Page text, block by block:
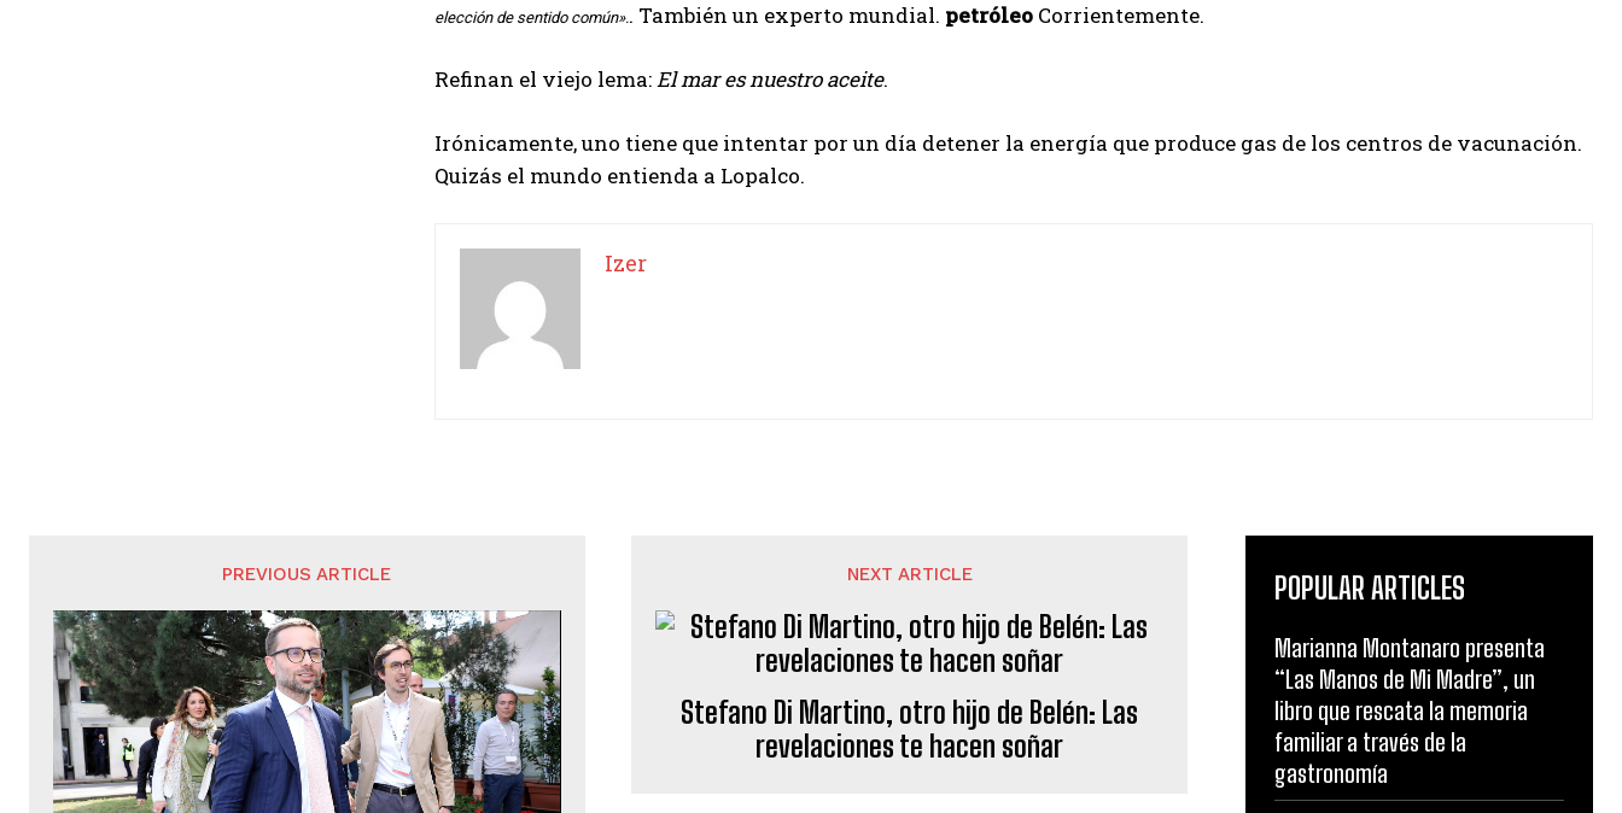
elección de sentido común».. También un experto mundial. petróleo Corrientemente.
Refinan el viejo lema:El mar es nuestro aceite.
Irónicamente, uno tiene que intentar por un día detener la energía que produce gas de los centros de vacunación.
Quizás el mundo entienda a Lopalco.
Izer
PREVIOUS ARTICLE NEXT ARTICLE
Stefano Di Martino, otro hijo de Belén: Las
revelaciones te hacen soñar
POPULAR ARTICLES
Marianna Montanaro presenta
“Las Manos de Mi Madre”, un
libro que rescata la memoria
familiar a través de la
gastronomía